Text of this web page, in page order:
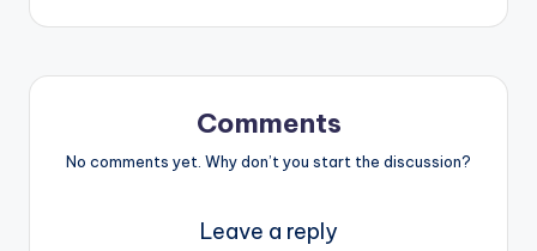
Comments
No comments yet. Why don’t you start the discussion?
Leave a reply